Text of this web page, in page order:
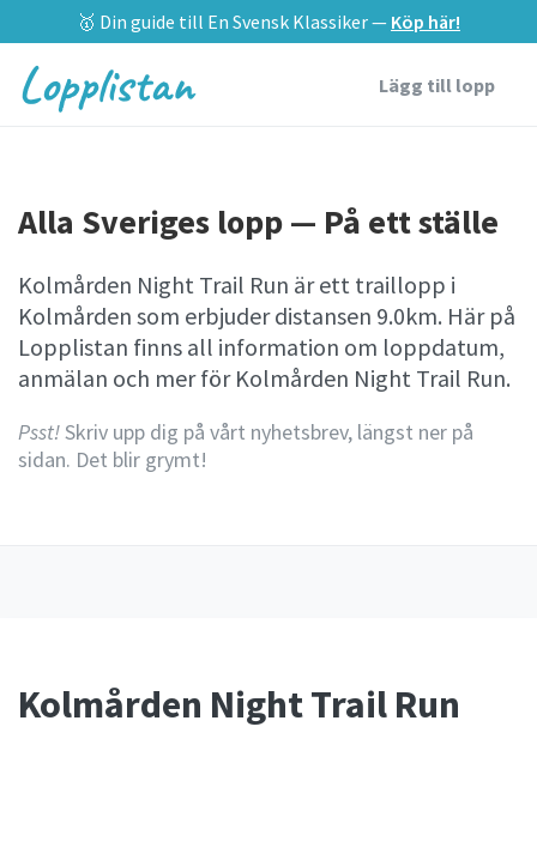
🥇 Din guide till En Svensk Klassiker — Köp här!
Lopplistan Lägg till lopp
Alla Sveriges lopp — På ett ställe
Kolmården Night Trail Run är ett traillopp i
Kolmården som erbjuder distansen 9.0km. Här på
Lopplistan finns all information om loppdatum,
anmälan och mer för Kolmården Night Trail Run.
Psst!Skriv upp dig på vårt nyhetsbrev, längst ner på
sidan. Det blir grymt!
Kolmården Night Trail Run